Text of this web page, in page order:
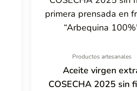
Productos artesanales
Aceite virgen
COSECHA 2025 sin